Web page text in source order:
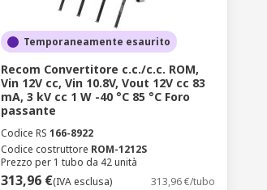
Temporaneamente esaurito
Recom Convertitore c.c./c.c. ROM,
Vin 12V cc, Vin 10.8V, Vout 12V cc 83
mA, 3 kV cc 1 W -40 °C 85 °C Foro
passante
Codice RS 166-8922
Codice costruttore ROM-1212S
Prezzo per 1 tubo da 42 unità
313,96 €(IVA esclusa) 313,96 €/tubo